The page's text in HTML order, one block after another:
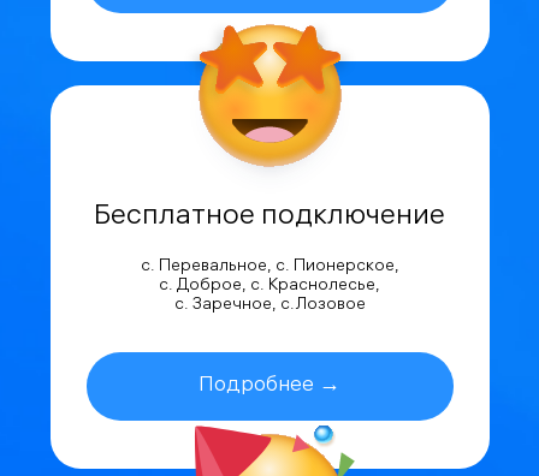
Бесплатное подключение
с. Перевальное, с. Пионерское,
с. Доброе, с. Краснолесье,
с. Заречное, с.Лозовое
Подробнее →